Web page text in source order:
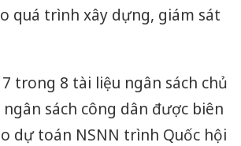
quá trình xây dựng, giám sát
trong 8 tài liệu ngân sách chủ
sách công dân được biên
dự toán NSNN trình Quốc hội